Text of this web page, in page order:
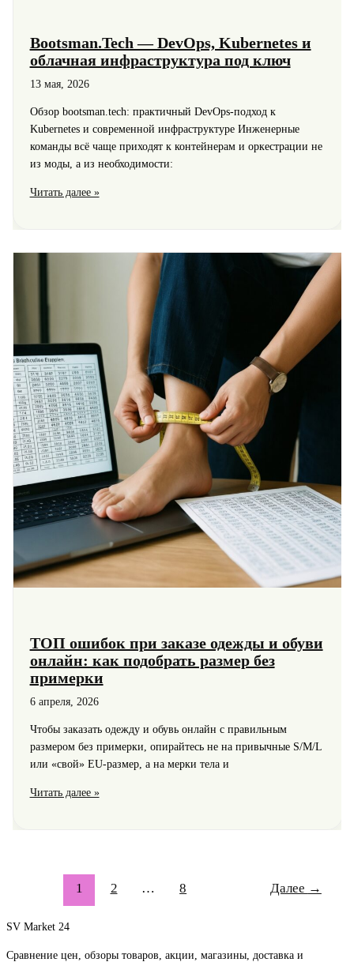
Bootsman.Tech — DevOps, Kubernetes и
облачная инфраструктура под ключ
13 мая, 2026
Обзор bootsman.tech: практичный DevOps-подход к
Kubernetes и современной инфраструктуре Инженерные
команды всё чаще приходят к контейнерам и оркестрации не
из моды, а из необходимости:
Bootsman.Tech
Читать далее »
ТОП ошибок при заказе одежды и обуви
онлайн: как подобрать размер без
примерки
6 апреля, 2026
Чтобы заказать одежду и обувь онлайн с правильным
размером без примерки, опирайтесь не на привычные S/M/L
или «свой» EU‑размер, а на мерки тела и
ТОП
как
Читать далее »
1 2 … 8 Далее →
SV Market 24
Сравнение цен, обзоры товаров, акции, магазины, доставка и